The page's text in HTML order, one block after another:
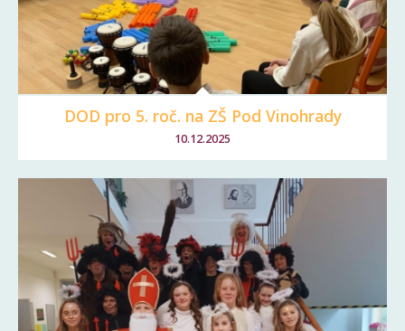
DOD pro 5. roč. na ZŠ Pod Vinohrady
10.12.2025